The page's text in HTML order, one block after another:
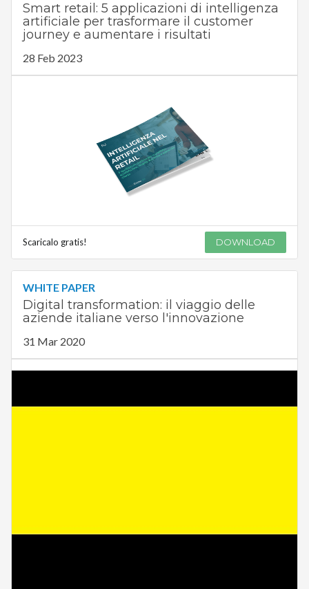
Smart retail: 5 applicazioni di intelligenza
artificiale per trasformare il customer
journey e aumentare i risultati
28 Feb 2023
Scaricalo gratis! DOWNLOAD
WHITE PAPER
Digital transformation: il viaggio delle
aziende italiane verso l'innovazione
31 Mar 2020